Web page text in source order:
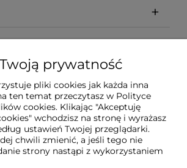
prywatność
pliki cookies jak każda inna
ten temat przeczytasz w Polityce
cookies. Klikając "Akceptuję
wchodzisz na stronę i wyrażasz
ustawień Twojej przeglądarki.
chwili zmienić, a jeśli tego nie
strony nastąpi z wykorzystaniem